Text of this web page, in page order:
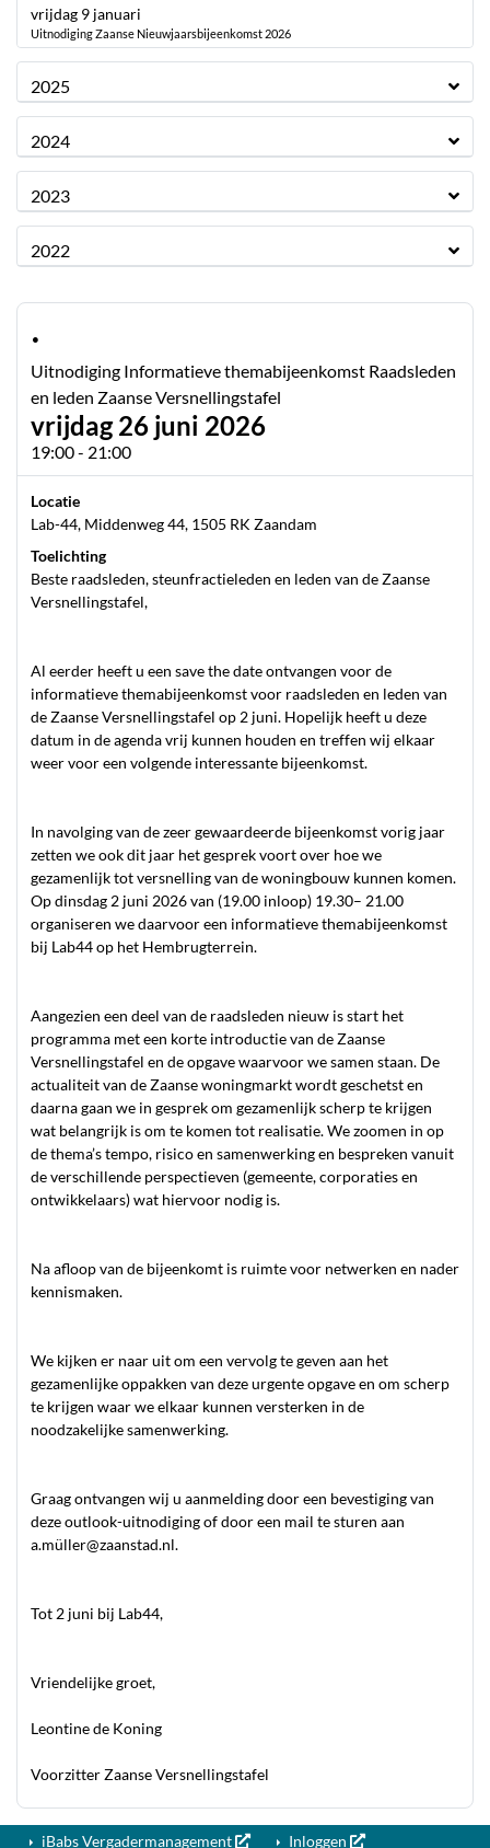
vrijdag 9 januari
Uitnodiging Zaanse Nieuwjaarsbijeenkomst 2026
2025
2024
2023
2022
·
Uitnodiging Informatieve themabijeenkomst Raadsleden
en leden Zaanse Versnellingstafel
vrijdag 26 juni 2026
19:00 - 21:00
Locatie
Lab-44, Middenweg 44, 1505 RK Zaandam
Toelichting
Beste raadsleden, steunfractieleden en leden van de Zaanse
Versnellingstafel,
Al eerder heeft u een save the date ontvangen voor de
informatieve themabijeenkomst voor raadsleden en leden van
de Zaanse Versnellingstafel op 2 juni. Hopelijk heeft u deze
datum in de agenda vrij kunnen houden en treffen wij elkaar
weer voor een volgende interessante bijeenkomst.
In navolging van de zeer gewaardeerde bijeenkomst vorig jaar
zetten we ook dit jaar het gesprek voort over hoe we
gezamenlijk tot versnelling van de woningbouw kunnen komen.
Op dinsdag 2 juni 2026 van (19.00 inloop) 19.30– 21.00
organiseren we daarvoor een informatieve themabijeenkomst
bij Lab44 op het Hembrugterrein.
Aangezien een deel van de raadsleden nieuw is start het
programma met een korte introductie van de Zaanse
Versnellingstafel en de opgave waarvoor we samen staan. De
actualiteit van de Zaanse woningmarkt wordt geschetst en
daarna gaan we in gesprek om gezamenlijk scherp te krijgen
wat belangrijk is om te komen tot realisatie. We zoomen in op
de thema’s tempo, risico en samenwerking en bespreken vanuit
de verschillende perspectieven (gemeente, corporaties en
ontwikkelaars) wat hiervoor nodig is.
Na afloop van de bijeenkomt is ruimte voor netwerken en nader
kennismaken.
We kijken er naar uit om een vervolg te geven aan het
gezamenlijke oppakken van deze urgente opgave en om scherp
te krijgen waar we elkaar kunnen versterken in de
noodzakelijke samenwerking.
Graag ontvangen wij u aanmelding door een bevestiging van
deze outlook-uitnodiging of door een mail te sturen aan
a.müller@zaanstad.nl.
Tot 2 juni bij Lab44,
Vriendelijke groet,
Leontine de Koning
Voorzitter Zaanse Versnellingstafel
iBabs Vergadermanagement Inloggen